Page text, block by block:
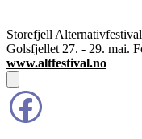
Storefjell
Golsfjellet 27. - 29. mai.
www.altfestival.no